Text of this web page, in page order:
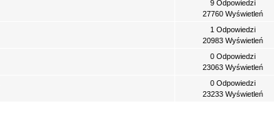
9 Odpowiedzi
27760 Wyświetleń
1 Odpowiedzi
20983 Wyświetleń
0 Odpowiedzi
23063 Wyświetleń
0 Odpowiedzi
23233 Wyświetleń